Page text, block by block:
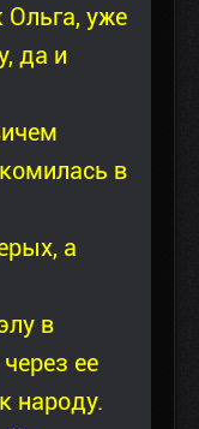
Ольга, уже
да и
в
а
в
ее
народу.